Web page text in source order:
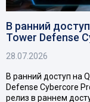
В ранний
Tower Defense
28.07.2026
В ранний доступ на
Defense Cybercore
релиз в раннем